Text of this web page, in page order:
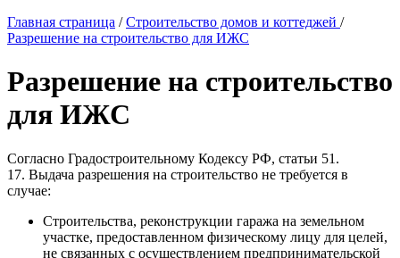
Главная страница / Строительство домов и коттеджей /
Разрешение на строительство для ИЖС
Разрешение на строительство
для ИЖС
Согласно Градостроительному Кодексу РФ, статьи 51.
17. Выдача разрешения на строительство не требуется в
случае:
Cтроительства, реконструкции гаража на земельном
участке, предоставленном физическому лицу для целей,
не связанных с осуществлением предпринимательской